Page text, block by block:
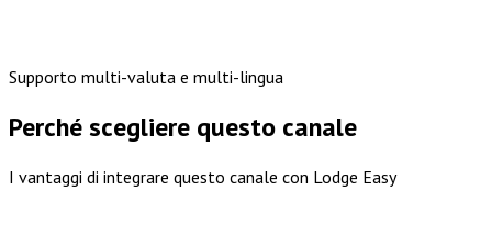
Supporto multi-valuta e multi-lingua
Perché scegliere questo canale
I vantaggi di integrare questo canale con Lodge Easy